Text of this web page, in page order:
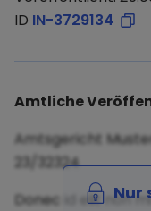
ID IN-3729134
Amtliche
Amtsgericht
23/32324
Donec id elit non
Nur